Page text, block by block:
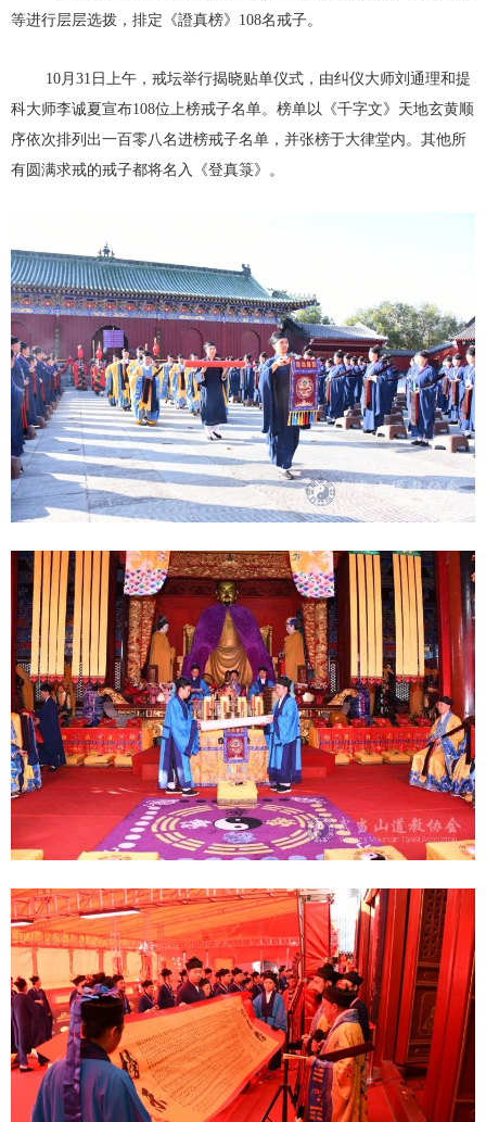
等进行层层选拨，排定《證真榜》108名戒子。
10月31日上午，戒坛举行揭晓贴单仪式，由纠仪大师刘通理和提
科大师李诚夏宣布108位上榜戒子名单。榜单以《千字文》天地玄黄顺
序依次排列出一百零八名进榜戒子名单，并张榜于大律堂内。其他所
有圆满求戒的戒子都将名入《登真箓》。